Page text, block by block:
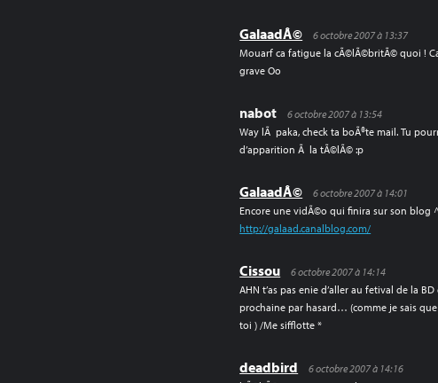
GalaadÂ©
6 octobre 2007 à 13:37
Mouarf ca fatigue la cÃ©lÃ©britÃ© quoi !
grave Oo
nabot
6 octobre 2007 à 13:54
Way lÃ paka, check ta boÃ®te mail. Tu
d’apparition Ã la tÃ©lÃ© :p
GalaadÂ©
6 octobre 2007 à 14:01
Encore une vidÃ©o qui finira sur son blog
http://galaad.canalblog.com/
Cissou
6 octobre 2007 à 14:14
AHN t’as pas enie d’aller au fetival de la
prochaine par hasard… (comme je sais
toi ) /Me sifflotte *
deadbird
6 octobre 2007 à 14:16